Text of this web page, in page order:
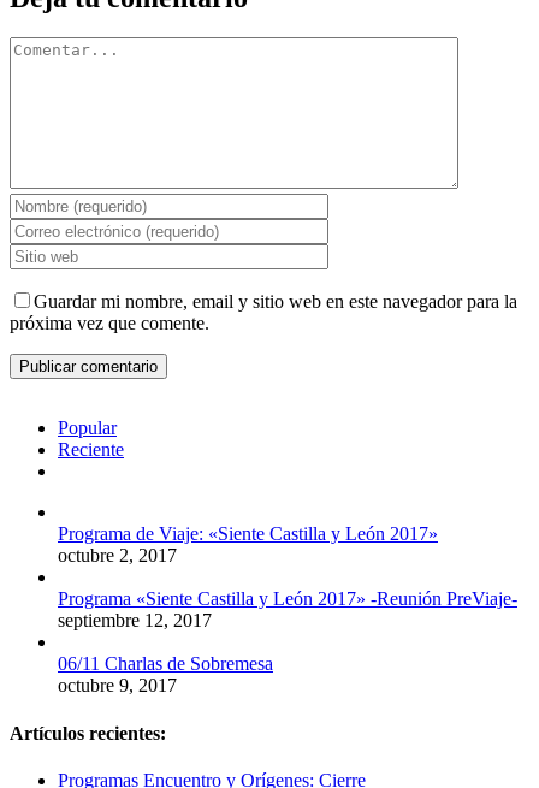
Comentar
Guardar mi nombre, email y sitio web en este navegador para la
próxima vez que comente.
Popular
Reciente
Programa de Viaje: «Siente Castilla y León 2017»
octubre 2, 2017
Programa «Siente Castilla y León 2017» -Reunión PreViaje-
septiembre 12, 2017
06/11 Charlas de Sobremesa
octubre 9, 2017
Artículos recientes:
Programas Encuentro y Orígenes: Cierre